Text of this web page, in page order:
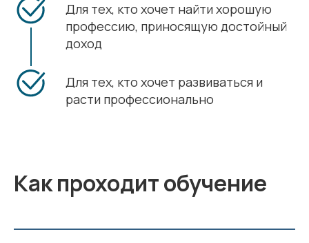
Для тех, кто хочет найти хорошую
профессию, приносящую достойный
доход
Для тех, кто хочет развиваться и
расти профессионально
Как проходит обучение